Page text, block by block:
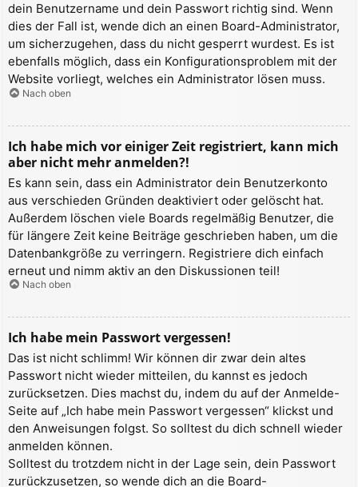
dein Benutzername und dein Passwort richtig sind. Wenn
dies der Fall ist, wende dich an einen Board-Administrator,
um sicherzugehen, dass du nicht gesperrt wurdest. Es ist
ebenfalls möglich, dass ein Konfigurationsproblem mit der
Website vorliegt, welches ein Administrator lösen muss.
Nach oben
Ich habe mich vor einiger Zeit registriert, kann mich
aber nicht mehr anmelden?!
Es kann sein, dass ein Administrator dein Benutzerkonto
aus verschieden Gründen deaktiviert oder gelöscht hat.
Außerdem löschen viele Boards regelmäßig Benutzer, die
für längere Zeit keine Beiträge geschrieben haben, um die
Datenbankgröße zu verringern. Registriere dich einfach
erneut und nimm aktiv an den Diskussionen teil!
Nach oben
Ich habe mein Passwort vergessen!
Das ist nicht schlimm! Wir können dir zwar dein altes
Passwort nicht wieder mitteilen, du kannst es jedoch
zurücksetzen. Dies machst du, indem du auf der Anmelde-
Seite auf „Ich habe mein Passwort vergessen“ klickst und
den Anweisungen folgst. So solltest du dich schnell wieder
anmelden können.
Solltest du trotzdem nicht in der Lage sein, dein Passwort
zurückzusetzen, so wende dich an die Board-